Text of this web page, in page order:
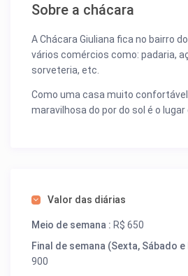
Sobre a chácara
A Chácara Giuliana fica no bairro
vários comércios como: padaria,
sorveteria, etc.
Como uma casa muito
maravilhosa do por do sol é o
Valor das diárias
Meio de semana : R$ 650
Final de semana (Sexta, Sábado e
900